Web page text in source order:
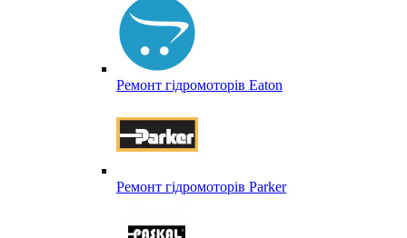
Ремонт гідромоторів Eaton
Ремонт гідромоторів Parker